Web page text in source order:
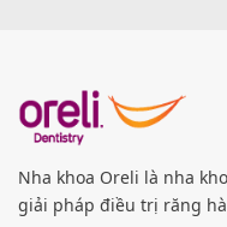
Nha khoa Oreli là nha
giải pháp điều trị răng